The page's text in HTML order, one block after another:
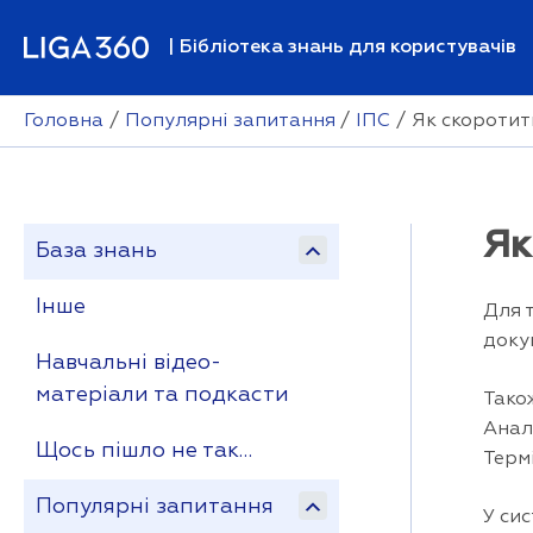
| Бібліотека знань для користувачів
Головна Популярні запитання ІПС Як
База знань
Інше
Навчальні відео-
матеріали та подкасти
Щось пішло не так…
Популярні запитання
Для
У